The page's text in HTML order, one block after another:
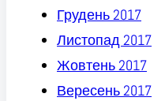
Грудень 2017
Листопад 2017
Жовтень 2017
Вересень 2017